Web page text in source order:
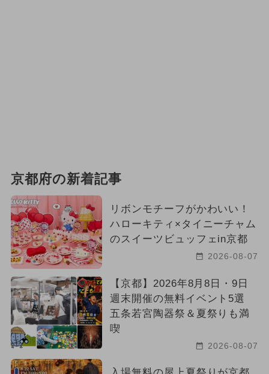
京都府の新着記事
リボンモチーフがかわいい！
ハローキティ×タイニーチャム
のスイーツビュッフェin京都
2026-08-07
【京都】2026年8月8日・9日
週末開催の無料イベント5選
五条若宮陶器祭＆夏祭りも満
喫
2026-08-07